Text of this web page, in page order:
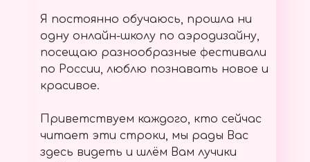
Я постоянно обучаюсь, прошла ни
одну онлайн-школу по аэродизайну,
посещаю разнообразные фестивали
по России, люблю познавать новое и
красивое.
Приветствуем каждого, кто сейчас
читает эти строки, мы рады Вас
здесь видеть и шлём Вам лучики